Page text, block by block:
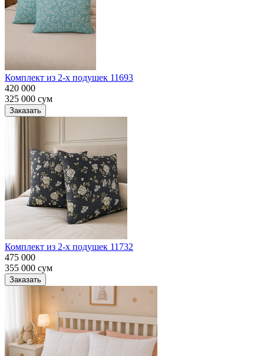
Комплект из 2-х подушек 11693
420 000
325 000 сум
Заказать
Комплект из 2-х подушек 11732
475 000
355 000 сум
Заказать